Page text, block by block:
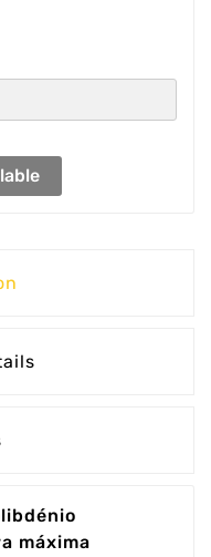
máxima